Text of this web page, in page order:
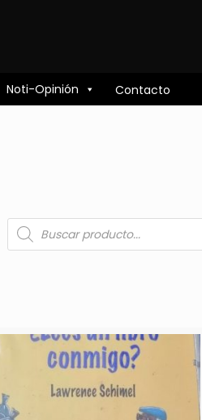
Noti-Opinión Contacto
Búsqueda
de
productos